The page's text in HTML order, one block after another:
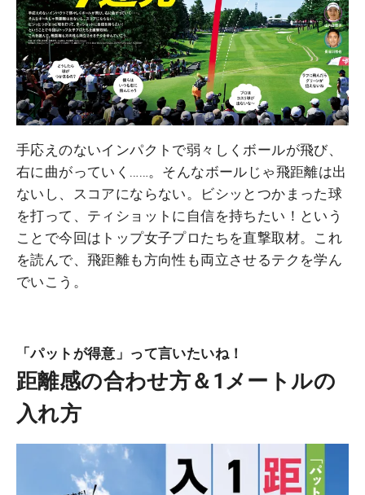
手応えのないインパクトで弱々しくボールが飛び、
右に曲がっていく……。そんなボールじゃ飛距離は出
ないし、スコアにならない。ビシッとつかまった球
を打って、ティショットに自信を持ちたい！という
ことで今回はトップ女子プロたちを直撃取材。これ
を読んで、飛距離も方向性も両立させるテクを学ん
でいこう。
「パットが得意」って言いたいね！
距離感の合わせ方＆1メートルの
入れ方